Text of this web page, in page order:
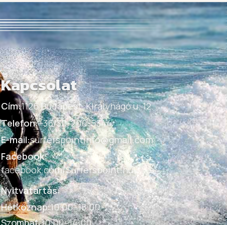
Kapcsolat
Cím:1126 Budapest, Királyhágó u. 12.
Telefon:+36/30-200-5344
E-mail:surferspointinfo@gmail.com
Facebook:
facebook.com/Surferspoint.hu
Nyitvatartás:
Hétköznap:10:00–18:00
Szombat:10:00–14:00